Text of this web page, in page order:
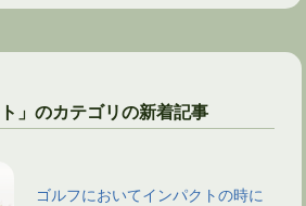
」のカテゴリの新着記事
ゴルフにおいてインパクトの時に